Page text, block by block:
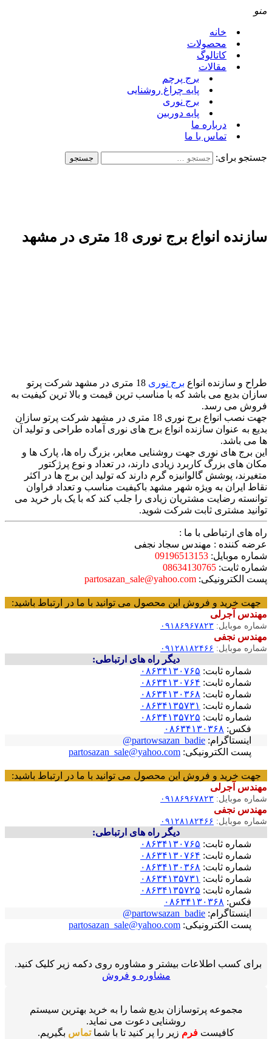
منو
خانه
محصولات
کاتالوگ
مقالات
برج پرچم
پایه چراغ روشنایی
برج نوری
پایه دوربین
درباره ما
تماس با ما
جستجو برای:
سازنده انواع برج نوری 18 متری در مشهد
طراح و سازنده انواع برج نوری
18 متری در مشهد شرکت پرتو
سازان بدیع می باشد که با مناسب ترین قیمت و بالا ترین کیفیت به
فروش می رسد.
جهت نصب انواع برج نوری 18 متری در مشهد شرکت پرتو سازان
بدیع به عنوان سازنده انواع برج های نوری آماده طراحی و تولید آن
ها می باشد.
این برج های نوری جهت روشنایی معابر، بزرگ راه ها، پارک ها و
مکان های بزرگ کاربرد زیادی دارند، در تعداد و نوع پرژکتور
متغیرند، پوشش گالوانیزه گرم دارند که تولید این برج ها در اکثر
نقاط ایران به ویژه شهر مشهد باکیفیت مناسب و تعداد فراوان
توانسته رضایت مشتریان زیادی را جلب کند که با یک بار خرید می
توانید مشتری ثابت شرکت شوید.
راه های ارتباطی با ما :
عرضه کننده : مهندس سجاد نجفی
شماره موبایل: 09196513153
شماره ثابت: 08634130765
پست الکترونیکی: partosazan_sale@yahoo.com
جهت خرید و فروش این محصول می توانید با ما در ارتباط باشید:
مهندس آجرلی
شماره موبایل: ۰۹۱۸۶۹۶۷۸۲۳
مهندس نجفی
شماره موبایل: ۰۹۱۲۸۱۸۲۴۶۶
دیگر راه های ارتباطی:
شماره ثابت: ۰۸۶۳۴۱۳۰۷۶۵
شماره ثابت: ۰۸۶۳۴۱۳۰۷۶۴
شماره ثابت: ۰۸۶۳۴۱۳۰۳۶۸
شماره ثابت: ۰۸۶۳۴۱۳۵۷۳۱
شماره ثابت: ۰۸۶۳۴۱۳۵۷۲۵
فکس: ۰۸۶۳۴۱۳۰۳۶۸
اینستاگرام: partowsazan_badie@
پست الکترونیکی: partosazan_sale@yahoo.com
جهت خرید و فروش این محصول می توانید با ما در ارتباط باشید:
مهندس آجرلی
شماره موبایل: ۰۹۱۸۶۹۶۷۸۲۳
مهندس نجفی
شماره موبایل: ۰۹۱۲۸۱۸۲۴۶۶
دیگر راه های ارتباطی:
شماره ثابت: ۰۸۶۳۴۱۳۰۷۶۵
شماره ثابت: ۰۸۶۳۴۱۳۰۷۶۴
شماره ثابت: ۰۸۶۳۴۱۳۰۳۶۸
شماره ثابت: ۰۸۶۳۴۱۳۵۷۳۱
شماره ثابت: ۰۸۶۳۴۱۳۵۷۲۵
فکس: ۰۸۶۳۴۱۳۰۳۶۸
اینستاگرام: partowsazan_badie@
پست الکترونیکی: partosazan_sale@yahoo.com
برای کسب اطلاعات بیشتر و مشاوره روی دکمه زیر کلیک کنید.
مشاوره و فروش
مجموعه پرتوسازان بدیع شما را به خرید بهترین سیستم
روشنایی دعوت می نماید.
کافیست فرم زیر را پر کنید تا با شماتماس بگیریم.